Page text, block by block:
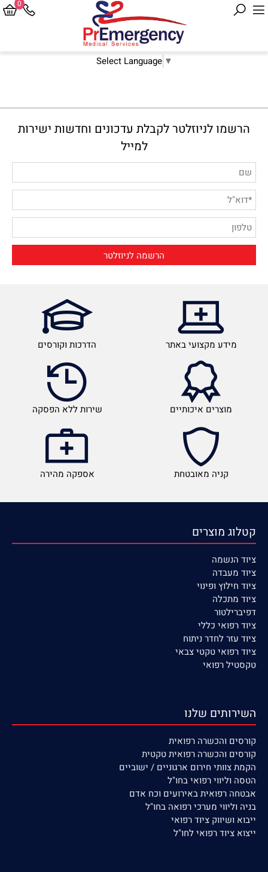
Select Language ▼
0
הרשמו לניוזלטר לקבלת עדכונים וחדשות ישירות
למייל
מידע מקצועי באתר הדרכות וקורסים
מוצרים איכותיים שירות ללא הפסקה
קניה מאובטחת אספקה מהירה
קטלוג מוצרים
ציוד הנשמה
ציוד מעבדה
ציוד חילוץ ופינוי
ציוד מתכלה
דפיברילטור
ציוד רפואי כללי
ציוד עזר לחדר ניתוח
ציוד רפואי טקטי צבאי
טקסטיל רפואי
השירותים שלנו
קורסים והכשרה רפואית
קורסים והכשרה רפואית טקטית
הקמת צוותי חירום ארגוניים / ישוביים
הטסה וליווי רפואי בחו"ל
אבטחה רפואית באירועים וכח אדם
בניה וליווי מערכי רפואה בחו"ל
ייבוא ושיווק ציוד רפואי
ייצוא ציוד רפואי לחו"ל